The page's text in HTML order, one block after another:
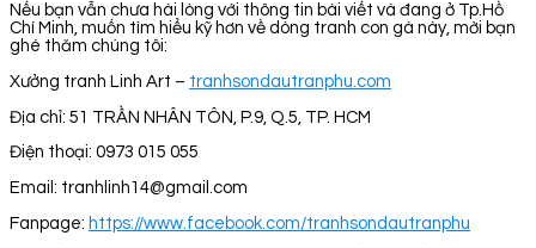
Nếu bạn vẫn chưa hài lòng với thông tin bài viết và đang ở Tp.Hồ
Chí Minh, muốn tìm hiểu kỹ hơn về dòng tranh con gà này, mời bạn
ghé thăm chúng tôi:
Xưởng tranh Linh Art – tranhsondautranphu.com
Địa chỉ: 51 TRẦN NHÂN TÔN, P.9, Q.5, TP. HCM
Điện thoại: 0973 015 055
Email: tranhlinh14@gmail.com
Fanpage: https://www.facebook.com/tranhsondautranphu